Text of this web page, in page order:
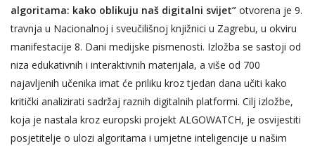
algoritama: kako oblikuju naš digitalni svijet” otvorena je 9.
travnja u Nacionalnoj i sveučilišnoj knjižnici u Zagrebu, u okviru
manifestacije 8. Dani medijske pismenosti. Izložba se sastoji od
niza edukativnih i interaktivnih materijala, a više od 700
najavljenih učenika imat će priliku kroz tjedan dana učiti kako
kritički analizirati sadržaj raznih digitalnih platformi. Cilj izložbe,
koja je nastala kroz europski projekt ALGOWATCH, je osvijestiti
posjetitelje o ulozi algoritama i umjetne inteligencije u našim